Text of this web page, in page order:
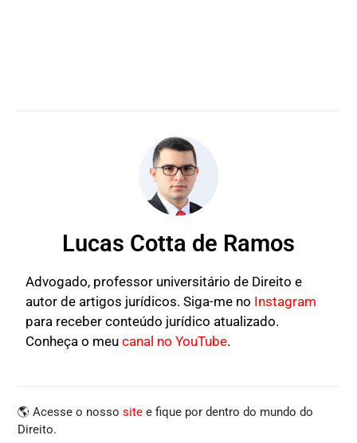
Lucas Cotta de Ramos
Advogado, professor universitário de Direito e
autor de artigos jurídicos. Siga-me no Instagram
para receber conteúdo jurídico atualizado.
Conheça o meucanal no YouTube.
🌎 Acesse o nossosite e fique por dentro do mundo do
Direito.